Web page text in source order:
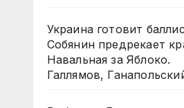
Украина готовит
Собянин предрекает
Навальная за Яблоко.
Галлямов,